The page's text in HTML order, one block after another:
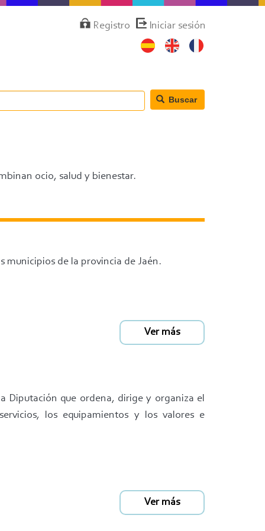
MenúRegistro Iniciar sesión
Buscar
ocio, salud y bienestar.
municipios de la provincia de Jaén.
Ver más
Diputación que ordena, dirige y organiza el
los equipamientos y los valores e
Ver más